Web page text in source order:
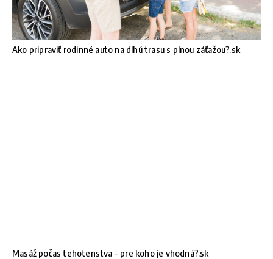
Ako pripraviť rodinné auto na dlhú trasu s plnou záťažou?.sk
Masáž počas tehotenstva – pre koho je vhodná?.sk